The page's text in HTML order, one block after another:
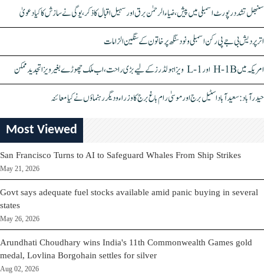
سنبھل تشدد رپورٹ اسمبلی میں پیش، ضیاء الرحمٰن برق اور سہیل اقبال کا ذکر، یوگی نے سازش کا کیا دعویٰ
اتر پردیش بی جے پی رکن اسمبلی ونود سنگھ پر خاتون کے سنگین الزامات
امریکہ میں H-1B اور L-1 ویزا ہولڈرز کے لیے بڑی راحت، اب ملک چھوڑے بغیر ویزا تجدید ممکن
حیدرآباد: سعیدآباد اسٹیل برج اور موسیٰ رام باغ برج کا وزراء و دیگر رہنماؤں نے کیا معائنہ
Most Viewed
San Francisco Turns to AI to Safeguard Whales From Ship Strikes
May 21, 2026
Govt says adequate fuel stocks available amid panic buying in several
states
May 26, 2026
Arundhati Choudhary wins India's 11th Commonwealth Games gold
medal, Lovlina Borgohain settles for silver
Aug 02, 2026